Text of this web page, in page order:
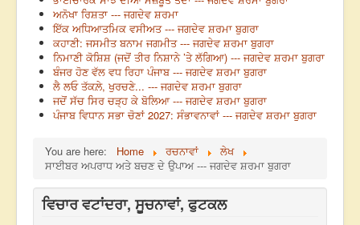
ਅਨੋਖਾ ਰਿਸ਼ਤਾ --- ਜਗਦੇਵ ਸ਼ਰਮਾ
ਇੱਕ ਅਧਿਆਤਮਿਕ ਵਸੀਅਤ --- ਜਗਦੇਵ ਸ਼ਰਮਾ ਬੁਗਰਾ
ਕਹਾਣੀ: ਜਸਮੀਤ ਬਨਾਮ ਜਗਮੀਤ --- ਜਗਦੇਵ ਸ਼ਰਮਾ ਬੁਗਰਾ
ਨਿਮਾਣੀ ਕੋਸ਼ਿਸ਼ (ਜਦੋਂ ਤੀਰ ਨਿਸ਼ਾਨੇ ’ਤੇ ਲੱਗਿਆ) --- ਜਗਦੇਵ ਸ਼ਰਮਾ ਬੁਗਰਾ
ਬੰਜਰ ਹੋਣ ਵੱਲ ਵਧ ਰਿਹਾ ਪੰਜਾਬ --- ਜਗਦੇਵ ਸ਼ਰਮਾ ਬੁਗਰਾ
ਲੈ ਲਓ ਤੱਕਲ਼ੇ, ਖੁਰਚਣੇ... --- ਜਗਦੇਵ ਸ਼ਰਮਾ ਬੁਗਰਾ
ਜਦੋਂ ਸੱਚ ਸਿਰ ਚੜ੍ਹ ਕੇ ਬੋਲਿਆ --- ਜਗਦੇਵ ਸ਼ਰਮਾ ਬੁਗਰਾ
ਪੰਜਾਬ ਵਿਧਾਨ ਸਭਾ ਚੋਣਾਂ 2027: ਸੰਭਾਵਨਾਵਾਂ --- ਜਗਦੇਵ ਸ਼ਰਮਾ ਬੁਗਰਾ
You are here: Home ਰਚਨਾਵਾਂ
ਲੇਖ
ਸਾਈਬਰ ਅਪਰਾਧ ਅਤੇ ਬਚਣ ਦੇ ਉਪਾਅ --- ਜਗਦੇਵ ਸ਼ਰਮਾ ਬੁਗਰਾ
ਵਿਚਾਰ ਵਟਾਂਦਰਾ, ਸੂਚਨਾਵਾਂ, ਫੁਟਕਲ